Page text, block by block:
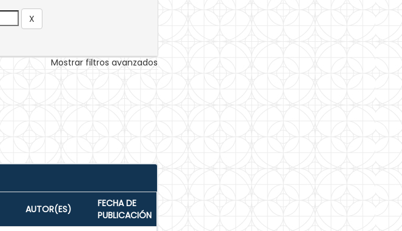
Mostrar filtros avanzados
AUTOR(ES)
FECHA DE
PUBLICACIÓN